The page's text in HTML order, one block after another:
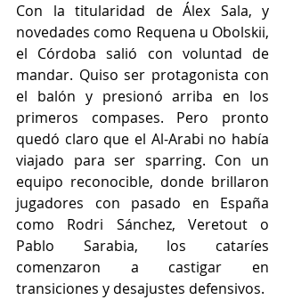
Con la titularidad de Álex Sala, y
novedades como Requena u Obolskii,
el Córdoba salió con voluntad de
mandar. Quiso ser protagonista con
el balón y presionó arriba en los
primeros compases. Pero pronto
quedó claro que el Al-Arabi no había
viajado para ser sparring. Con un
equipo reconocible, donde brillaron
jugadores con pasado en España
como Rodri Sánchez, Veretout o
Pablo Sarabia, los cataríes
comenzaron a castigar en
transiciones y desajustes defensivos.